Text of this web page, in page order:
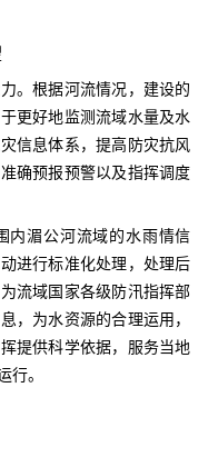
。根据河流情况，建设的
更好地监测流域水量及水
信息体系，提高防灾抗风
确预报预警以及指挥调度
内湄公河流域的水雨情信
进行标准化处理，处理后
流域国家各级防汛指挥部
，为水资源的合理运用，
提供科学依据，服务当地
。